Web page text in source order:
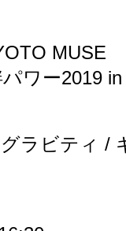
MUSE
ワー2019
ラビティ /